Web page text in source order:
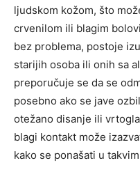
ljudskom kožom, što
crvenilom ili blagim
bez problema, postoje
starijih osoba ili onih sa
preporučuje se da se
posebno ako se jave
otežano disanje ili
blagi kontakt može
kako se ponašati u